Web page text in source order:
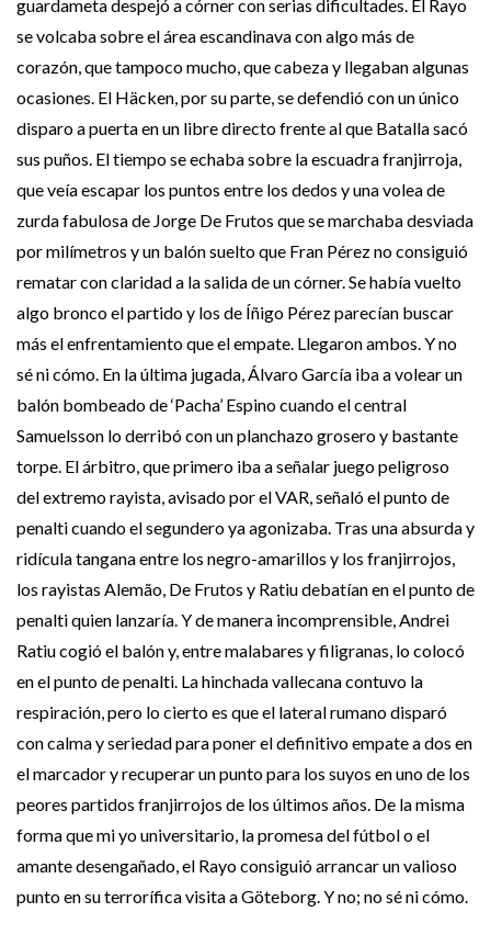
guardameta despejó a córner con serias dificultades. El Rayo
se volcaba sobre el área escandinava con algo más de
corazón, que tampoco mucho, que cabeza y llegaban algunas
ocasiones. El Häcken, por su parte, se defendió con un único
disparo a puerta en un libre directo frente al que Batalla sacó
sus puños. El tiempo se echaba sobre la escuadra franjirroja,
que veía escapar los puntos entre los dedos y una volea de
zurda fabulosa de Jorge De Frutos que se marchaba desviada
por milímetros y un balón suelto que Fran Pérez no consiguió
rematar con claridad a la salida de un córner. Se había vuelto
algo bronco el partido y los de Íñigo Pérez parecían buscar
más el enfrentamiento que el empate. Llegaron ambos. Y no
sé ni cómo. En la última jugada, Álvaro García iba a volear un
balón bombeado de ‘Pacha’ Espino cuando el central
Samuelsson lo derribó con un planchazo grosero y bastante
torpe. El árbitro, que primero iba a señalar juego peligroso
del extremo rayista, avisado por el VAR, señaló el punto de
penalti cuando el segundero ya agonizaba. Tras una absurda y
ridícula tangana entre los negro-amarillos y los franjirrojos,
los rayistas Alemão, De Frutos y Ratiu debatían en el punto de
penalti quien lanzaría. Y de manera incomprensible, Andrei
Ratiu cogió el balón y, entre malabares y filigranas, lo colocó
en el punto de penalti. La hinchada vallecana contuvo la
respiración, pero lo cierto es que el lateral rumano disparó
con calma y seriedad para poner el definitivo empate a dos en
el marcador y recuperar un punto para los suyos en uno de los
peores partidos franjirrojos de los últimos años. De la misma
forma que mi yo universitario, la promesa del fútbol o el
amante desengañado, el Rayo consiguió arrancar un valioso
punto en su terrorífica visita a Göteborg. Y no; no sé ni cómo.